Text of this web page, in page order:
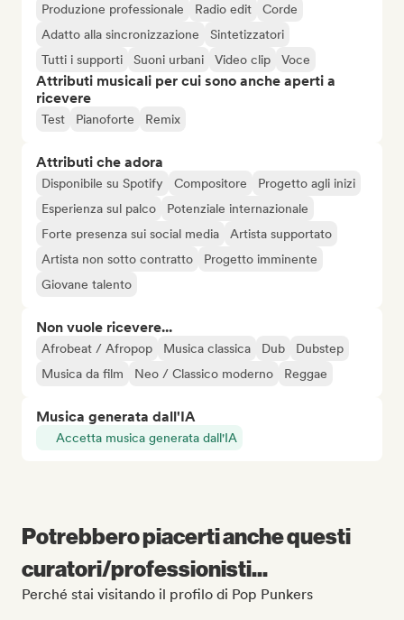
Produzione professionale Radio edit
Corde
Adatto alla sincronizzazione
Sintetizzatori
Tutti i supporti
Suoni urbani Video clip Voce
Attributi musicali per cui sono anche aperti a
ricevere
Test Pianoforte Remix
Attributi che adora
Disponibile su Spotify Compositore
Progetto agli inizi
Esperienza sul palco
Potenziale internazionale
Forte presenza sui social media
Artista supportato
Artista non sotto contratto
Progetto imminente
Giovane talento
Non vuole ricevere...
Afrobeat / Afropop Musica classica Dub
Dubstep
Musica da film
Neo / Classico moderno Reggae
Musica generata dall'IA
Accetta musica generata dall'IA
Potrebbero piacerti anche questi
curatori/professionisti...
Perché stai visitando il profilo di Pop Punkers